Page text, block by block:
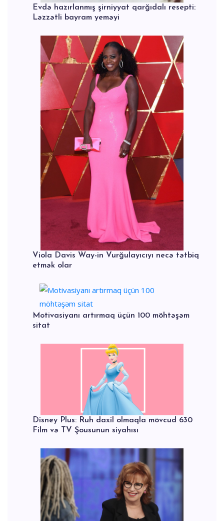
Evdə hazırlanmış şirniyyat qarğıdalı resepti:
Ləzzətli bayram yeməyi
Viola Davis Way-in Vurğulayıcıyı necə tətbiq
etmək olar
Motivasiyanı artırmaq üçün 100 möhtəşəm
sitat
Disney Plus: Ruh daxil olmaqla mövcud 630
Film və TV Şousunun siyahısı